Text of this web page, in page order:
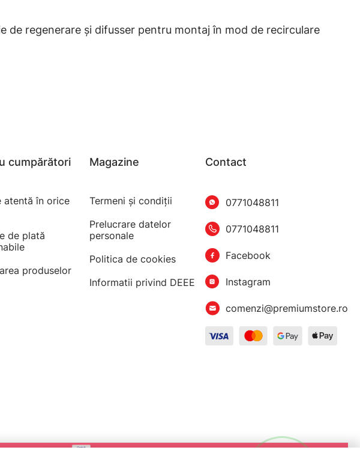
de regenerare și difusser pentru montaj în mod de recirculare
cumpărători
atentă în orice
de plată
produselor
Magazine
Termeni şi condiţii
Prelucrare datelor
personale
Politica de cookies
Informatii privind DEEE
Contact
0771048811
0771048811
Facebook
Instagram
comenzi@premiumstore.ro